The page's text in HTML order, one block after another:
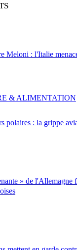
Meloni : l'Italie
polaires : la grippe
& ALIMENTATION
» de l'Allemagne